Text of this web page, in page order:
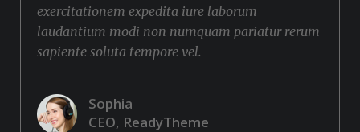
exercitationem expedita iure laborum
laudantium modi non numquam pariatur rerum
sapiente soluta tempore vel.
Sophia
CEO, ReadyTheme